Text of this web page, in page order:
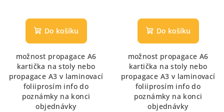
hodnocení
produktu
z
5
hvězdiček.
Do košíku
možnost propagace A6
kartička na stoly nebo
propagace A3 v laminovací
foliiprosím info do
poznámky na konci
objednávky
hodnocení
produktu
z
5
hvězdiček.
Do košíku
možnost propagace A6
kartička na stoly nebo
propagace A3 v laminovací
foliiprosím info do
poznámky na konci
objednávky